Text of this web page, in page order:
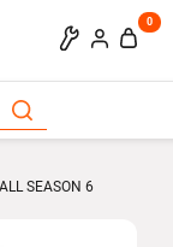
0
SEASON 6